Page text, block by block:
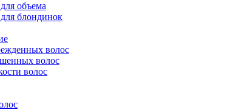
объема
блондинок
волос
волос
волос